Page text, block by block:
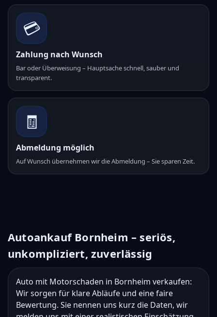
💳
Zahlung nach Wunsch
Bar oder Überweisung – Hauptsache schnell, sauber und
transparent.
🧾
Abmeldung möglich
Auf Wunsch übernehmen wir die Abmeldung – Sie sparen Zeit.
Autoankauf Bornheim – seriös,
unkompliziert, zuverlässig
Auto mit Motorschaden in Bornheim verkaufen:
Wir sorgen für klare Abläufe und eine faire
Bewertung. Sie nennen uns kurz die Daten, wir